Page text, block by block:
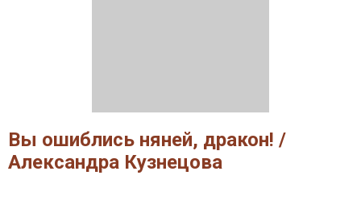
Вы ошиблись няней, дракон! /
Александра Кузнецова